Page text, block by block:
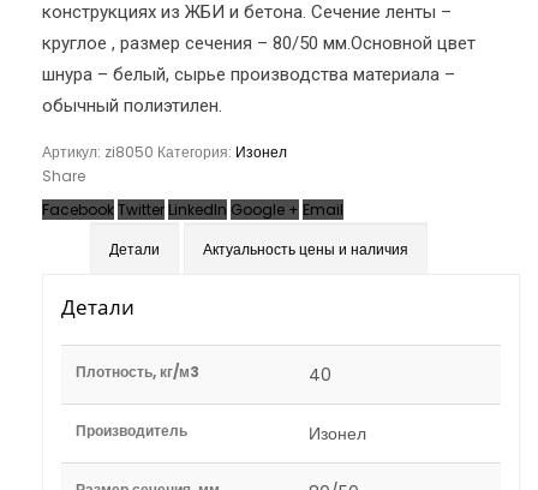
конструкциях из ЖБИ и бетона. Сечение ленты –
круглое , размер сечения – 80/50 мм.Основной цвет
шнура – белый, сырье производства материала –
обычный полиэтилен.
Артикул: zi8050 Категория: Изонел
Share
FacebookTwitter LinkedIn Google + Email
Детали
Актуальность цены и наличия
Детали
Плотность, кг/м3 40
Производитель Изонел